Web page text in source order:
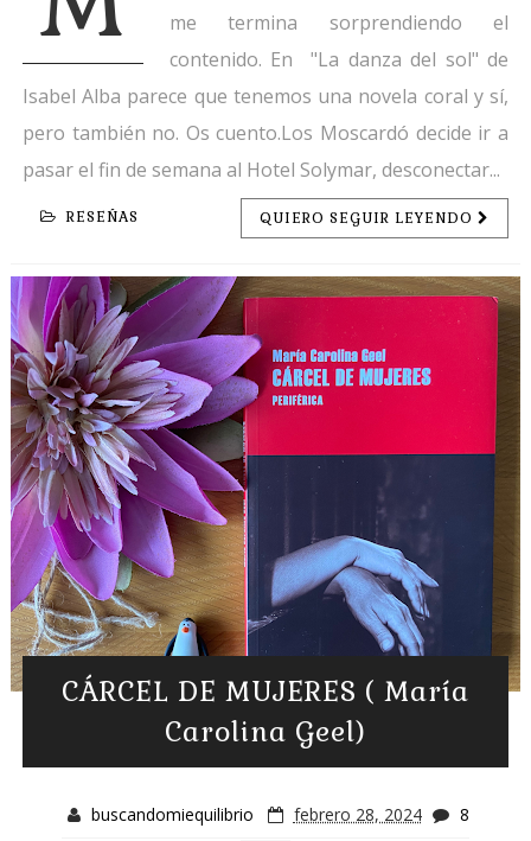
me termina sorprendiendo el
contenido. En "La danza del sol" de
Isabel Alba parece que tenemos una novela coral y sí,
pero también no. Os cuento.Los Moscardó decide ir a
pasar el fin de semana al Hotel Solymar, desconectar...
RESEÑAS QUIERO SEGUIR LEYENDO
CÁRCEL DE MUJERES ( María
Carolina Geel)
buscandomiequilibrio febrero 28, 2024 8